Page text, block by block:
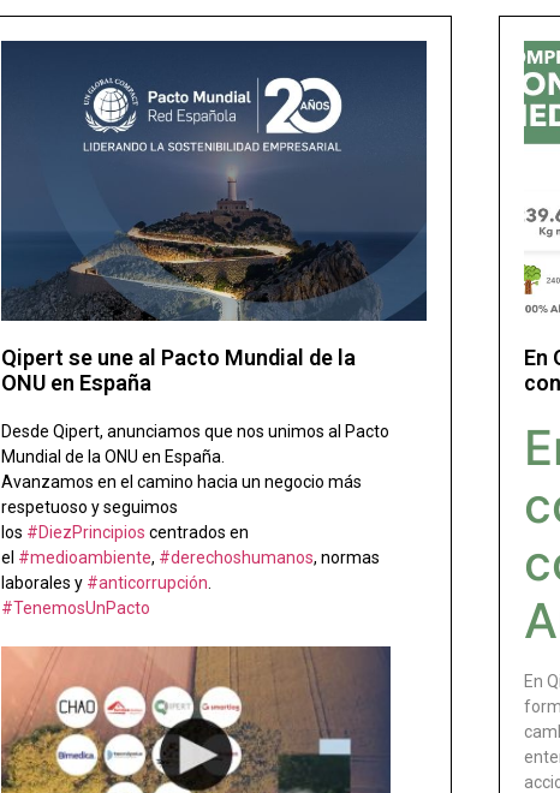
Qipert se une al Pacto Mundial de la
ONU en España
Desde Qipert, anunciamos que nos unimos al Pacto
Mundial de la ONU en España.
Avanzamos en el camino hacia un negocio más
respetuoso y seguimos
los #DiezPrincipios centrados en
el #medioambiente, #derechoshumanos, normas
laborales y #anticorrupción
#TenemosUnPacto
En
En